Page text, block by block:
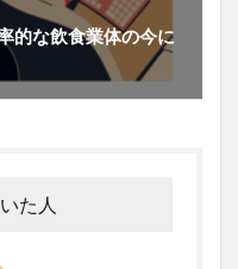
的な飲食業体の今に
た人